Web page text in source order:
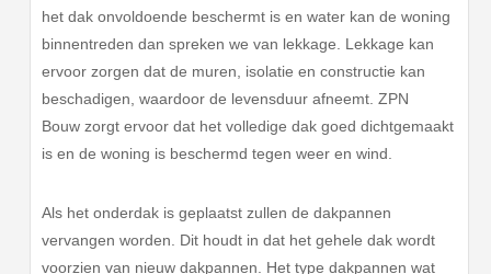
het dak onvoldoende beschermt is en water kan de woning
binnentreden dan spreken we van lekkage. Lekkage kan
ervoor zorgen dat de muren, isolatie en constructie kan
beschadigen, waardoor de levensduur afneemt. ZPN
Bouw zorgt ervoor dat het volledige dak goed dichtgemaakt
is en de woning is beschermd tegen weer en wind.
Als het onderdak is geplaatst zullen de dakpannen
vervangen worden. Dit houdt in dat het gehele dak wordt
voorzien van nieuw dakpannen. Het type dakpannen wat